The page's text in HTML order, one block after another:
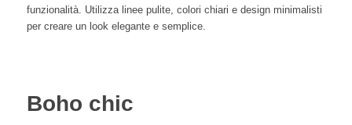
funzionalità. Utilizza linee pulite, colori chiari e design minimalisti
per creare un look elegante e semplice.
Boho chic